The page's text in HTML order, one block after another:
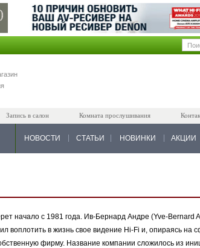
Запись в салон Комната прослушивания
НОВОСТИ СТАТЬИ НОВИНКИ АКЦИИ
начало с 1981 года. Ив-Бернард Андре (Yve-Bernard
воплотить в жизнь свое видение Hi-Fi и, опираясь
фирму. Название компании сложилось из